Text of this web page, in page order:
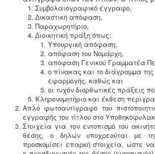
Ηλεκτροδότηση αρδευτικών
ηλεκτροδότηση αγροτικών
εγκαταστάσεων και την εφαρμογή
τιμολογίου είναι υποχρεωτική η
νερού και του Δελτίου
Γεωργοοικονομικών Στοιχείων..
Συµβολαιογραφικό έγγραφο,
∆ικαστική απόφαση,
Παραχωρητήριο,
∆ιοικητική πράξη όπως:
Υπουργική απόφαση,
απόφαση του Νοµάρχη,
απόφαση Γενικού Γραµµατέα
ο πίνακας και το διάγραµµα
εφαρµογής, καθώς και
οι τυχόν διορθωτικές πράξεις
Κληρονοµητήριο και έκθεση
Απλό φωτοαντίγραφο του
εγγραφής του τίτλου στο
Στοιχεία για τον εντοπισµό του
θέσης, ο δηλών υποχρεούται µε
προσκοµίσει επαρκή στοιχεία, ώστε